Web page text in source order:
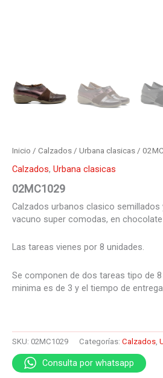
Inicio / Calzados / Urbana clasicas /
Calzados, Urbana clasicas
02MC1029
Calzados urbanos clasico semillados
vacuno super comodas, en
Las tareas vienes por 8 unidades.
Se componen de dos tareas tipo de
minima es de 3 y el tiempo de
SKU: 02MC1029 Categorías: Calzados,
Consulta por whatsapp